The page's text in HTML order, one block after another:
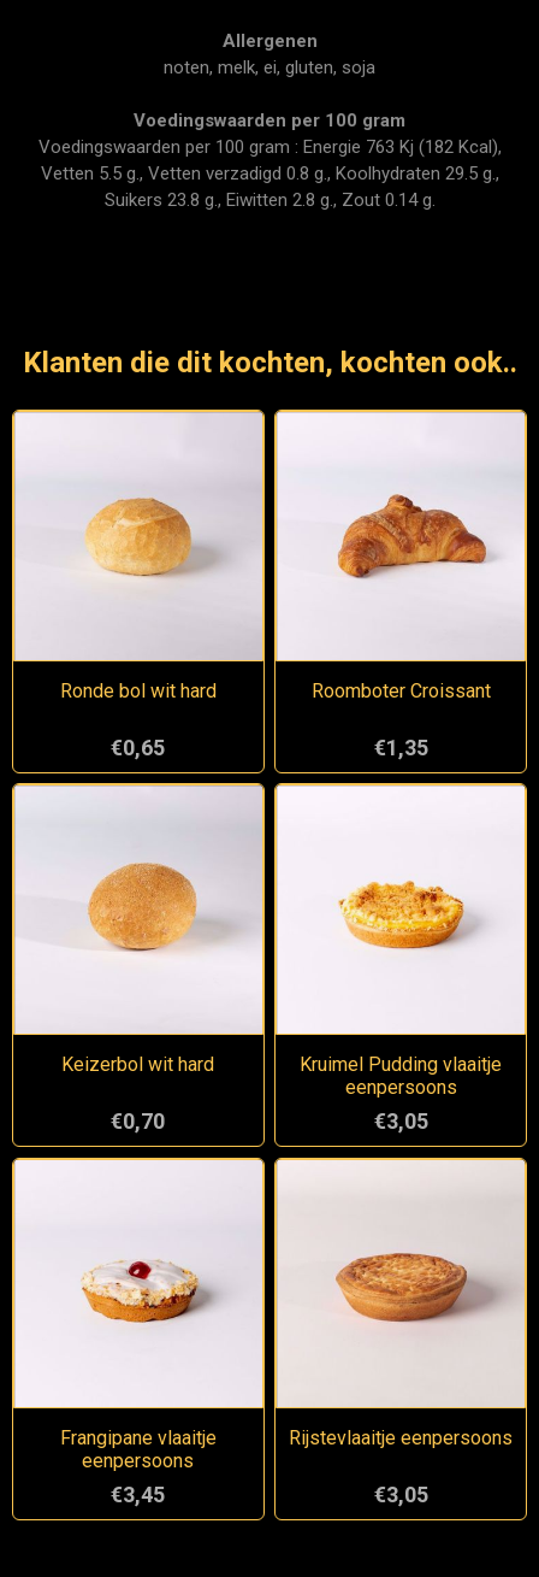
Allergenen
noten, melk, ei, gluten, soja
Voedingswaarden per 100 gram
Voedingswaarden per 100 gram : Energie 763 Kj (182 Kcal),
Vetten 5.5 g., Vetten verzadigd 0.8 g., Koolhydraten 29.5 g.,
Suikers 23.8 g., Eiwitten 2.8 g., Zout 0.14 g.
Klanten die dit kochten, kochten ook..
Ronde bol wit hard
€0,65
Roomboter Croissant
€1,35
Keizerbol wit hard
€0,70
Kruimel Pudding vlaaitje
eenpersoons
€3,05
Frangipane vlaaitje
eenpersoons
€3,45
Rijstevlaaitje eenpersoons
€3,05